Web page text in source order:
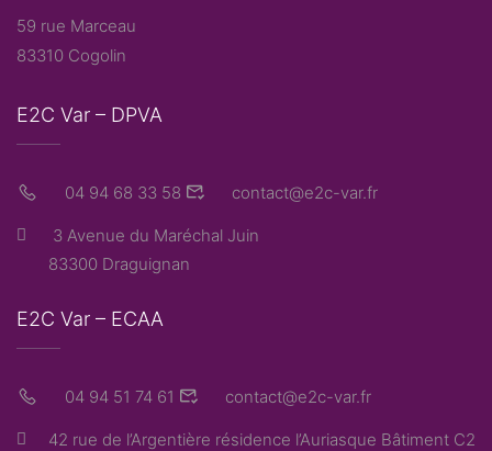
59 rue Marceau
83310 Cogolin
E2C Var – DPVA
04 94 68 33 58 contact@e2c-var.fr
3 Avenue du Maréchal Juin
83300 Draguignan
E2C Var – ECAA
04 94 51 74 61 contact@e2c-var.fr
42 rue de l’Argentière résidence l’Auriasque Bâtiment C2